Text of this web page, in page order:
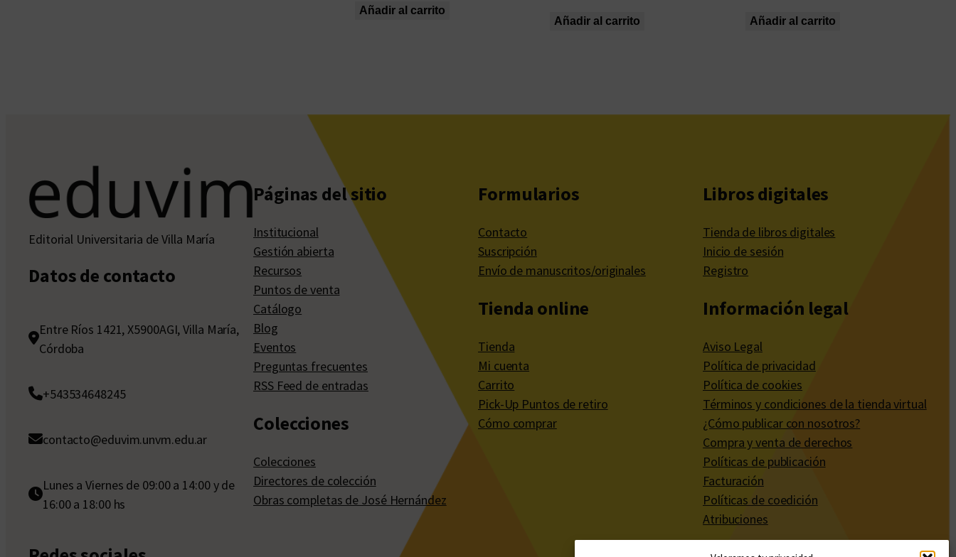
Añadir al carrito
Añadir al carrito Añadir al carrito
Editorial Universitaria de Villa María
Datos de contacto
Entre Ríos 1421, X5900AGI, Villa María,
Córdoba
+543534648245
contacto@eduvim.unvm.edu.ar
Lunes a Viernes de 09:00 a 14:00 y de
16:00 a 18:00 hs
Páginas del sitio
Institucional
Gestión abierta
Recursos
Puntos de venta
Catálogo
Blog
Eventos
Preguntas frecuentes
RSS Feed de entradas
Colecciones
Colecciones
Directores de colección
Obras completas de José Hernández
Formularios
Contacto
Suscripción
Envío de manuscritos/originales
Tienda online
Tienda
Mi cuenta
Carrito
Pick-Up Puntos de retiro
Cómo comprar
Libros digitales
Tienda de libros digitales
Inicio de sesión
Registro
Información legal
Aviso Legal
Política de privacidad
Política de cookies
Términos y condiciones de la tienda virtual
¿Cómo publicar con nosotros?
Compra y venta de derechos
Políticas de publicación
Facturación
Políticas de coedición
Atribuciones